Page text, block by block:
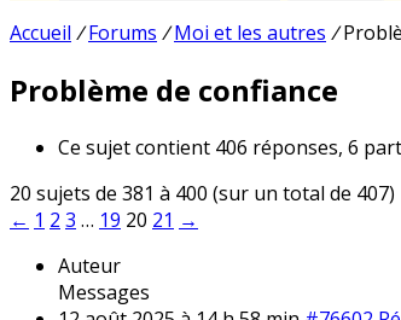
Accueil / Forums / Moi et les autres /
Problème de confiance
Ce sujet contient 406 réponses, 6
20 sujets de 381 à 400 (sur un total de 407)
← 1 2 3 … 19 20 21 →
Auteur
Messages